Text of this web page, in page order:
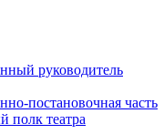
руководитель
постановочная часть
полк театра